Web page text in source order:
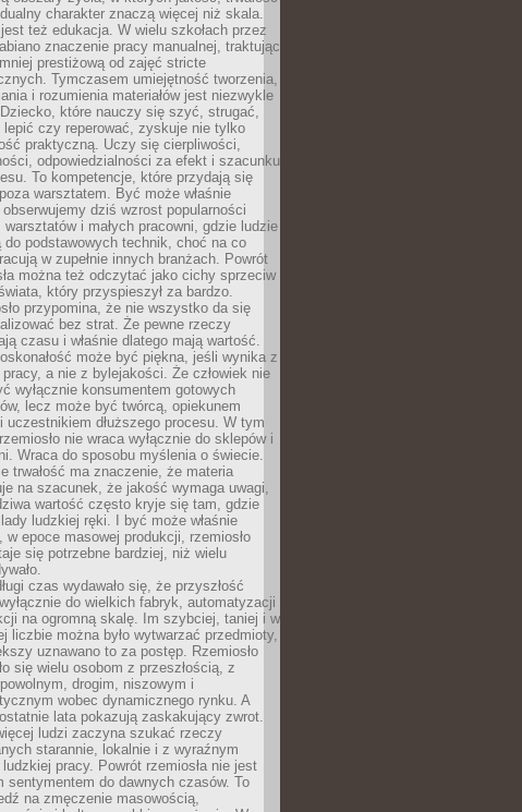
charakter znaczą więcej niż skala.
jest też edukacja. W wielu szkołach przez
znaczenie pracy manualnej, traktując
prestiżową od zajęć stricte
Tymczasem umiejętność tworzenia,
i rozumienia materiałów jest niezwykle
które nauczy się szyć, strugać,
czy reperować, zyskuje nie tylko
praktyczną. Uczy się cierpliwości,
odpowiedzialności za efekt i szacunku
To kompetencje, które przydają się
warsztatem. Być może właśnie
obserwujemy dziś wzrost popularności
warsztatów i małych pracowni, gdzie ludzie
do podstawowych technik, choć na co
w zupełnie innych branżach. Powrót
można też odczytać jako cichy sprzeciw
który przyspieszył za bardzo.
przypomina, że nie wszystko da się
bez strat. Że pewne rzeczy
czasu i właśnie dlatego mają wartość.
może być piękna, jeśli wynika z
pracy, a nie z bylejakości. Że człowiek nie
wyłącznie konsumentem gotowych
lecz może być twórcą, opiekunem
uczestnikiem dłuższego procesu. W tym
nie wraca wyłącznie do sklepów i
Wraca do sposobu myślenia o świecie.
trwałość ma znaczenie, że materia
na szacunek, że jakość wymaga uwagi,
wartość często kryje się tam, gdzie
ludzkiej ręki. I być może właśnie
w epoce masowej produkcji, rzemiosło
się potrzebne bardziej, niż wielu
czas wydawało się, że przyszłość
do wielkich fabryk, automatyzacji
na ogromną skalę. Im szybciej, taniej i w
liczbie można było wytwarzać przedmioty,
uznawano to za postęp. Rzemiosło
się wielu osobom z przeszłością, z
drogim, niszowym i
wobec dynamicznego rynku. A
lata pokazują zaskakujący zwrot.
ludzi zaczyna szukać rzeczy
starannie, lokalnie i z wyraźnym
pracy. Powrót rzemiosła nie jest
sentymentem do dawnych czasów. To
na zmęczenie masowością,